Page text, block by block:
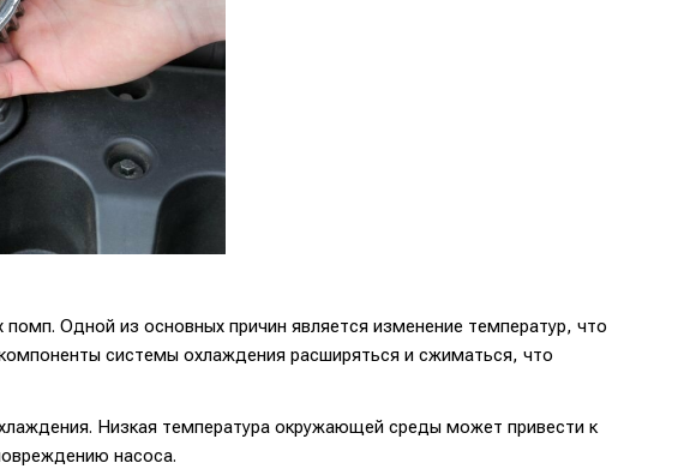
Одной из основных причин является изменение температур, что
системы охлаждения расширяться и сжиматься, что
Низкая температура окружающей среды может привести к
насоса.